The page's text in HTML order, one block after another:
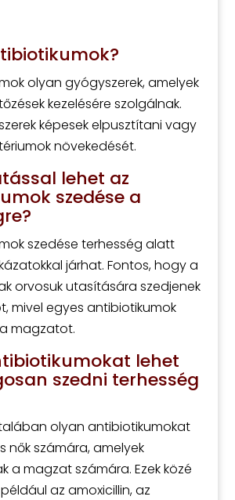
olyan gyógyszerek, amelyek
kezelésére szolgálnak.
képesek elpusztítani vagy
növekedését.
lehet az
szedése a
szedése terhesség alatt
járhat. Fontos, hogy a
orvosuk utasítására szedjenek
mivel egyes antibiotikumok
magzatot.
lehet
szedni terhesség
olyan antibiotikumokat
nők számára, amelyek
a magzat számára. Ezek közé
az amoxicillin, az